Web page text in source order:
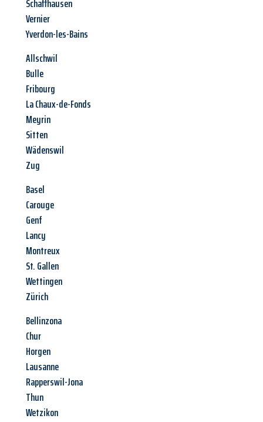
Schaffhausen
Vernier
Yverdon-les-Bains
Allschwil
Bulle
Fribourg
La Chaux-de-Fonds
Meyrin
Sitten
Wädenswil
Zug
Basel
Carouge
Genf
Lancy
Montreux
St. Gallen
Wettingen
Zürich
Bellinzona
Chur
Horgen
Lausanne
Rapperswil-Jona
Thun
Wetzikon